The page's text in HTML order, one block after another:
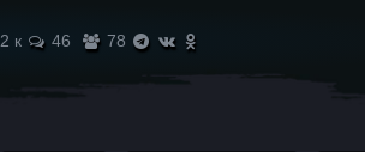
2 к 46 78